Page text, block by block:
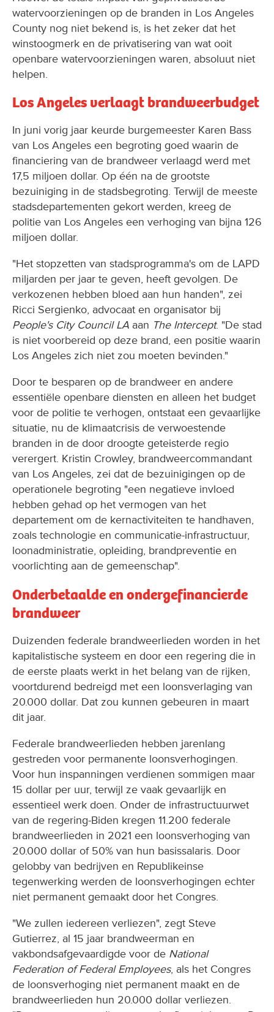
watervoorzieningen op de branden in Los Angeles
County nog niet bekend is, is het zeker dat het
winstoogmerk en de privatisering van wat ooit
openbare watervoorzieningen waren, absoluut niet
helpen.
Los Angeles verlaagt brandweerbudget
In juni vorig jaar keurde burgemeester Karen Bass
van Los Angeles een begroting goed waarin de
financiering van de brandweer verlaagd werd met
17,5 miljoen dollar. Op één na de grootste
bezuiniging in de stadsbegroting. Terwijl de meeste
stadsdepartementen gekort werden, kreeg de
politie van Los Angeles een verhoging van bijna 126
miljoen dollar.
"Het stopzetten van stadsprogramma's om de LAPD
miljarden per jaar te geven, heeft gevolgen. De
verkozenen hebben bloed aan hun handen", zei
Ricci Sergienko, advocaat en organisator bij
People's City Council LA aan The Intercept. "De stad
is niet voorbereid op deze brand, een positie waarin
Los Angeles zich niet zou moeten bevinden."
Door te besparen op de brandweer en andere
essentiële openbare diensten en alleen het budget
voor de politie te verhogen, ontstaat een gevaarlijke
situatie, nu de klimaatcrisis de verwoestende
branden in de door droogte geteisterde regio
verergert. Kristin Crowley, brandweercommandant
van Los Angeles, zei dat de bezuinigingen op de
operationele begroting "een negatieve invloed
hebben gehad op het vermogen van het
departement om de kernactiviteiten te handhaven,
zoals technologie en communicatie-infrastructuur,
loonadministratie, opleiding, brandpreventie en
voorlichting aan de gemeenschap".
Onderbetaalde en ondergefinancierde
brandweer
Duizenden federale brandweerlieden worden in het
kapitalistische systeem en door een regering die in
de eerste plaats werkt in het belang van de rijken,
voortdurend bedreigd met een loonsverlaging van
20.000 dollar. Dat zou kunnen gebeuren in maart
dit jaar.
Federale brandweerlieden hebben jarenlang
gestreden voor permanente loonsverhogingen.
Voor hun inspanningen verdienen sommigen maar
15 dollar per uur, terwijl ze vaak gevaarlijk en
essentieel werk doen. Onder de infrastructuurwet
van de regering-Biden kregen 11.200 federale
brandweerlieden in 2021 een loonsverhoging van
20.000 dollar of 50% van hun basissalaris. Door
gelobby van bedrijven en Republikeinse
tegenwerking werden de loonsverhogingen echter
niet permanent gemaakt door het Congres.
"We zullen iedereen verliezen", zegt Steve
Gutierrez, al 15 jaar brandweerman en
vakbondsafgevaardigde voor de National
Federation of Federal Employees, als het Congres
de loonsverhoging niet permanent maakt en de
brandweerlieden hun 20.000 dollar verliezen.